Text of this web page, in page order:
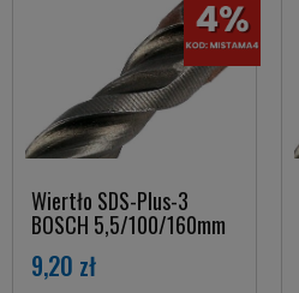
Wiertło SDS-Plus-3
BOSCH 5,5/100/160mm
9,20 zł